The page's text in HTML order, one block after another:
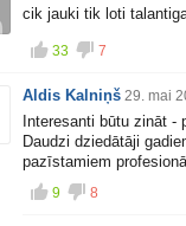
cik jauki tik loti
33 7
Aldis Kalniņš 29. mai
Interesanti būtu zināt -
Daudzi dziedātāji
pazīstamiem
9 8